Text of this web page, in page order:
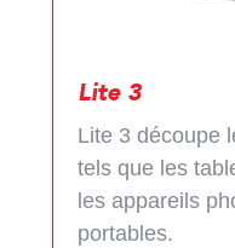
Lite 3
Lite 3 découpe
tels que les
les appareils
portables.